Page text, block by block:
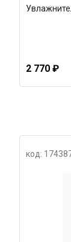
2 770 ₽
код: